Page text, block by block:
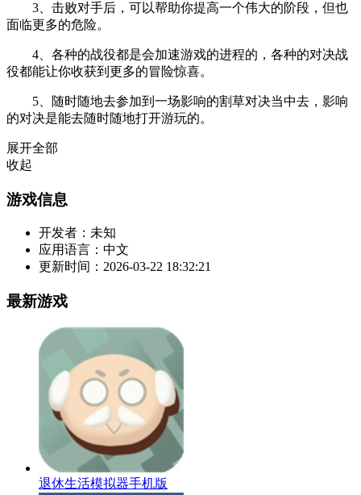
3、击败对手后，可以帮助你提高一个伟大的阶段，但也
面临更多的危险。
4、各种的战役都是会加速游戏的进程的，各种的对决战
役都能让你收获到更多的冒险惊喜。
5、随时随地去参加到一场影响的割草对决当中去，影响
的对决是能去随时随地打开游玩的。
展开全部
收起
游戏信息
开发者： 未知
应用语言： 中文
更新时间： 2026-03-22 18:32:21
最新游戏
退休生活模拟器手机版